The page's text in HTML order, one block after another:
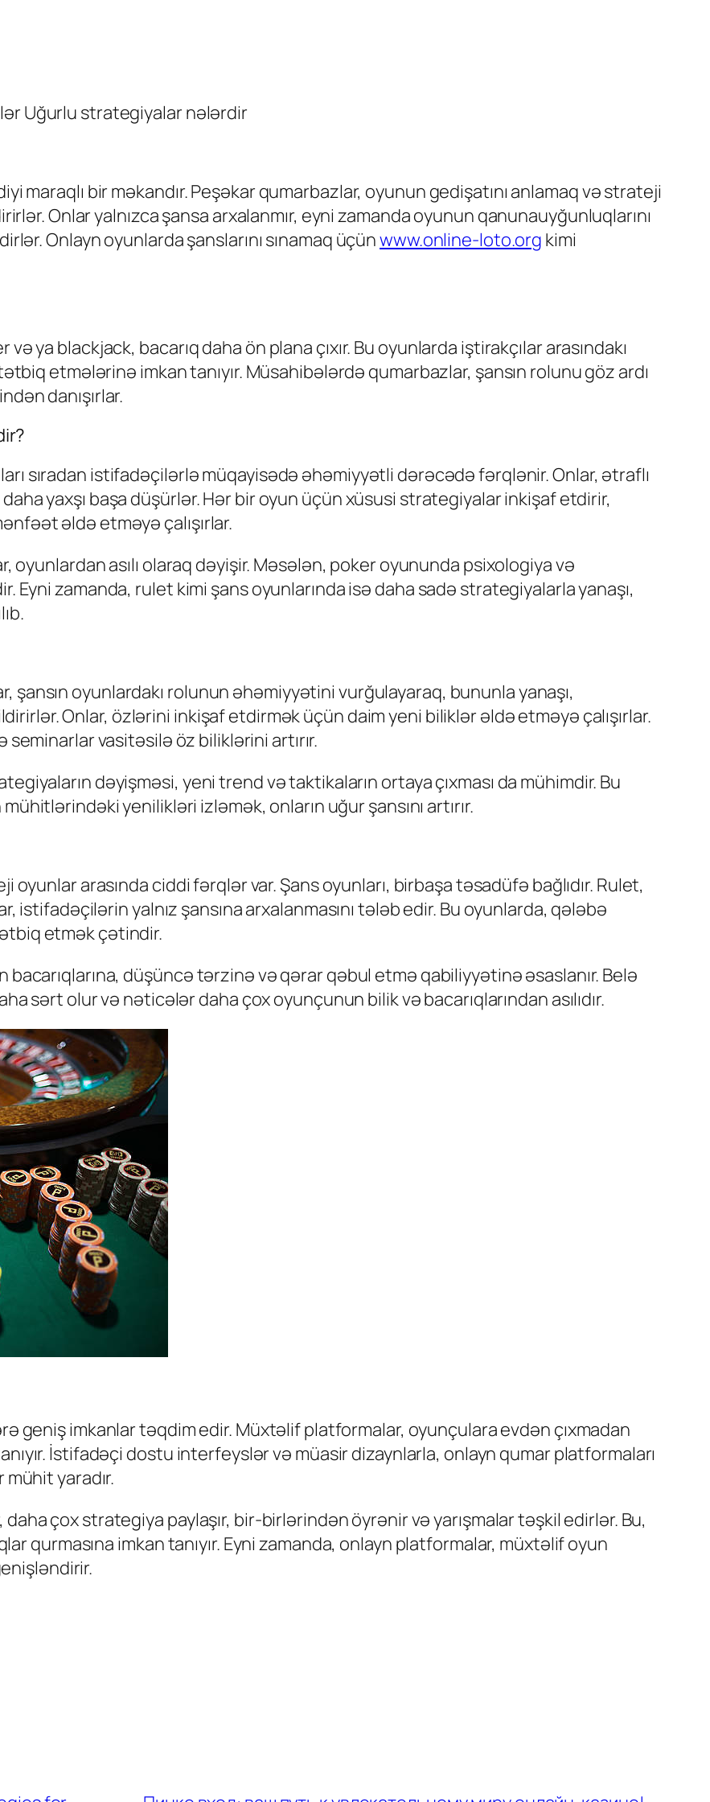
Uğurlu strategiyalar nələrdir
maraqlı bir məkandır. Peşəkar qumarbazlar, oyunun gedişatını anlamaq və strateji
Onlar yalnızca şansa arxalanmır, eyni zamanda oyunun qanunauyğunluqlarını
Onlayn oyunlarda şanslarını sınamaq üçünwww.online-loto.org kimi
ya blackjack, bacarıq daha ön plana çıxır. Bu oyunlarda iştirakçılar arasındakı
etmələrinə imkan tanıyır. Müsahibələrdə qumarbazlar, şansın rolunu göz ardı
danışırlar.
sıradan istifadəçilərlə müqayisədə əhəmiyyətli dərəcədə fərqlənir. Onlar, ətraflı
yaxşı başa düşürlər. Hər bir oyun üçün xüsusi strategiyalar inkişaf etdirir,
əldə etməyə çalışırlar.
asılı olaraq dəyişir. Məsələn, poker oyununda psixologiya və
Eyni zamanda, rulet kimi şans oyunlarında isə daha sadə strategiyalarla yanaşı,
şansın oyunlardakı rolunun əhəmiyyətini vurğulayaraq, bununla yanaşı,
Onlar, özlərini inkişaf etdirmək üçün daim yeni biliklər əldə etməyə çalışırlar.
vasitəsilə öz biliklərini artırır.
dəyişməsi, yeni trend və taktikaların ortaya çıxması da mühimdir. Bu
yenilikləri izləmək, onların uğur şansını artırır.
oyunlar arasında ciddi fərqlər var. Şans oyunları, birbaşa təsadüfə bağlıdır. Rulet,
istifadəçilərin yalnız şansına arxalanmasını tələb edir. Bu oyunlarda, qələbə
etmək çətindir.
düşüncə tərzinə və qərar qəbul etmə qabiliyyətinə əsaslanır. Belə
sərt olur və nəticələr daha çox oyunçunun bilik və bacarıqlarından asılıdır.
geniş imkanlar təqdim edir. Müxtəlif platformalar, oyunçulara evdən çıxmadan
İstifadəçi dostu interfeyslər və müasir dizaynlarla, onlayn qumar platformaları
yaradır.
çox strategiya paylaşır, bir-birlərindən öyrənir və yarışmalar təşkil edirlər. Bu,
qurmasına imkan tanıyır. Eyni zamanda, onlayn platformalar, müxtəlif oyun